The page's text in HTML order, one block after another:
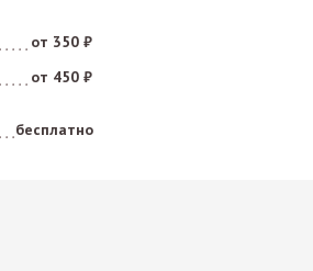
от 350 ₽
от 450 ₽
бесплатно